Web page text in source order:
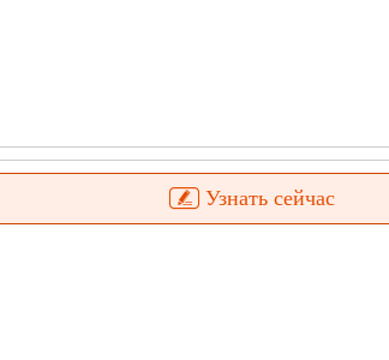
Узнать сейчас